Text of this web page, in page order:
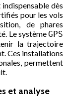
dès
pour les vols
de phares
Le systèmeGPS
la trajectoire
Ces installations
permettent
et analyse